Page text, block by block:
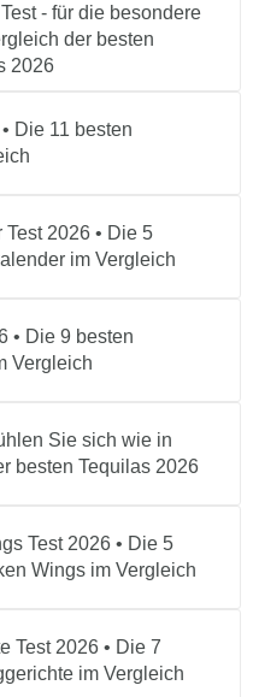
- für die besondere
der besten
2026
Die 11 besten
2026 • Die 5
im Vergleich
• Die 9 besten
Vergleich
Sie sich wie in
besten Tequilas 2026
Test 2026 • Die 5
Wings im Vergleich
Test 2026 • Die 7
im Vergleich